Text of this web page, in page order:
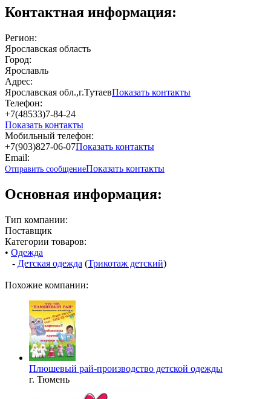
Контактная информация:
Регион:
Ярославская область
Город:
Ярославль
Адрес:
Ярославская обл.,г.ТутаевПоказать контакты
Телефон:
+7(48533)7-84-24
Показать контакты
Мобильный телефон:
+7(903)827-06-07Показать контакты
Email:
Отправить сообщениеПоказать контакты
Основная информация:
Тип компании:
Поставщик
Категории товаров:
• Одежда
- Детская одежда (Трикотаж детский)
Похожие компании:
Плюшевый рай-производство детской одежды
г. Тюмень